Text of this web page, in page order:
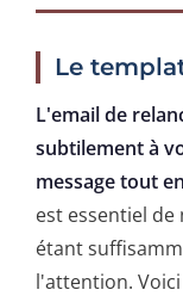
Le
L'email de
subtilement à
message tout
est essentiel
étant
l'attention.